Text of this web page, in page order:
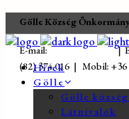
Gölle Község
E-mail: jegyzo@golle.hu|
(82) 374 016 | Mobil: +36
Hírek
Gölle
Gölle
Látnivalók